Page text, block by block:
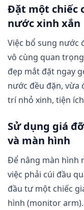
Đặt một chiếc
nước xinh xắn
Việc bổ sung nước
vô cùng quan
đẹp mắt đặt ngay
nước đều đặn,
trí nhỏ xinh, tiện
Sử dụng giá
và màn hình
Để nâng màn hình
việc phải cúi đầu
đầu tư một chiếc
hình (monitor